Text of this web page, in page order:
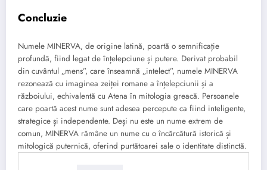
Concluzie
Numele MINERVA, de origine latină, poartă o semnificație
profundă, fiind legat de înțelepciune și putere. Derivat probabil
din cuvântul „mens”, care înseamnă „intelect”, numele MINERVA
rezonează cu imaginea zeiței romane a înțelepciunii și a
războiului, echivalentă cu Atena în mitologia greacă. Persoanele
care poartă acest nume sunt adesea percepute ca fiind inteligente,
strategice și independente. Deși nu este un nume extrem de
comun, MINERVA rămâne un nume cu o încărcătură istorică și
mitologică puternică, oferind purtătoarei sale o identitate distinctă.